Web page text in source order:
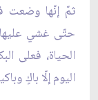
ثمّ إنّها وضعت
حتّى غشي
الحياة، فعلى
اليوم إلّا باكٍ